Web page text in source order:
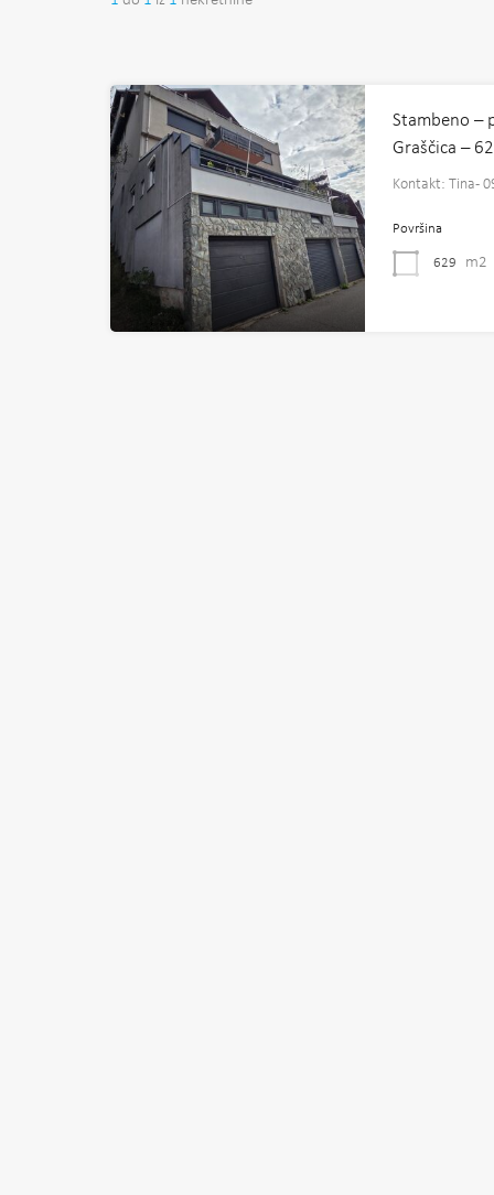
Stambeno –
Graščica –
Kontakt: Tina-
Površina
629 m2